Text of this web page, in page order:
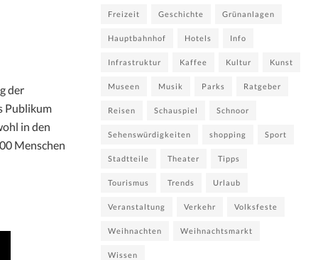
der
Publikum
in den
Menschen
Freizeit Geschichte Grünanlagen
Hauptbahnhof Hotels Info
Infrastruktur Kaffee Kultur Kunst
Museen Musik Parks Ratgeber
Reisen Schauspiel Schnoor
Sehenswürdigkeiten shopping Sport
Stadtteile Theater Tipps
Tourismus Trends Urlaub
Veranstaltung Verkehr Volksfeste
Weihnachten Weihnachtsmarkt
Wissen